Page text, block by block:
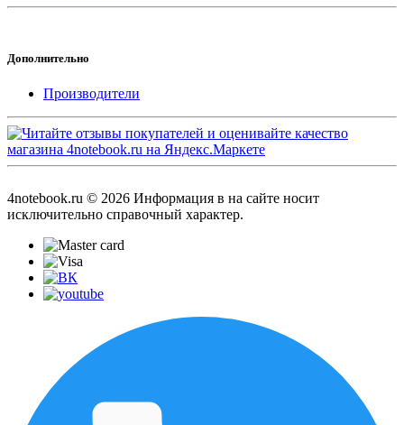
Дополнительно
Производители
4notebook.ru © 2026 Информация в на сайте носит
исключительно справочный характер.